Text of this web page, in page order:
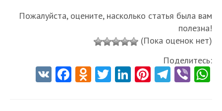
Пожалуйста, оцените, насколько статья была вам
полезна!
(Пока оценок нет)
Поделитесь:
V Fa O T Li Pi Te Vi